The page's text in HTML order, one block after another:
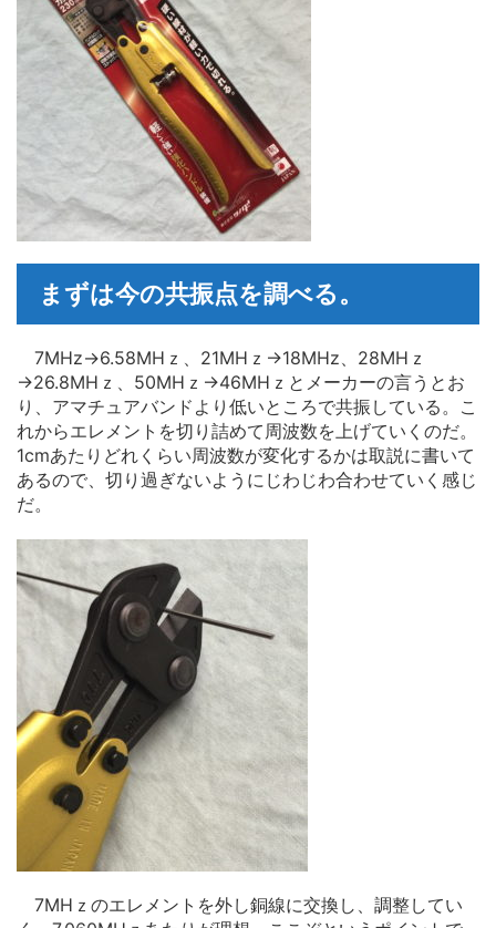
まずは今の共振点を調べる。
7MHz→6.58MHｚ、21MHｚ→18MHz、28MHｚ
→26.8MHｚ、50MHｚ→46MHｚとメーカーの言うとお
り、アマチュアバンドより低いところで共振している。こ
れからエレメントを切り詰めて周波数を上げていくのだ。
1cmあたりどれくらい周波数が変化するかは取説に書いて
あるので、切り過ぎないようにじわじわ合わせていく感じ
だ。
7MHｚのエレメントを外し銅線に交換し、調整してい